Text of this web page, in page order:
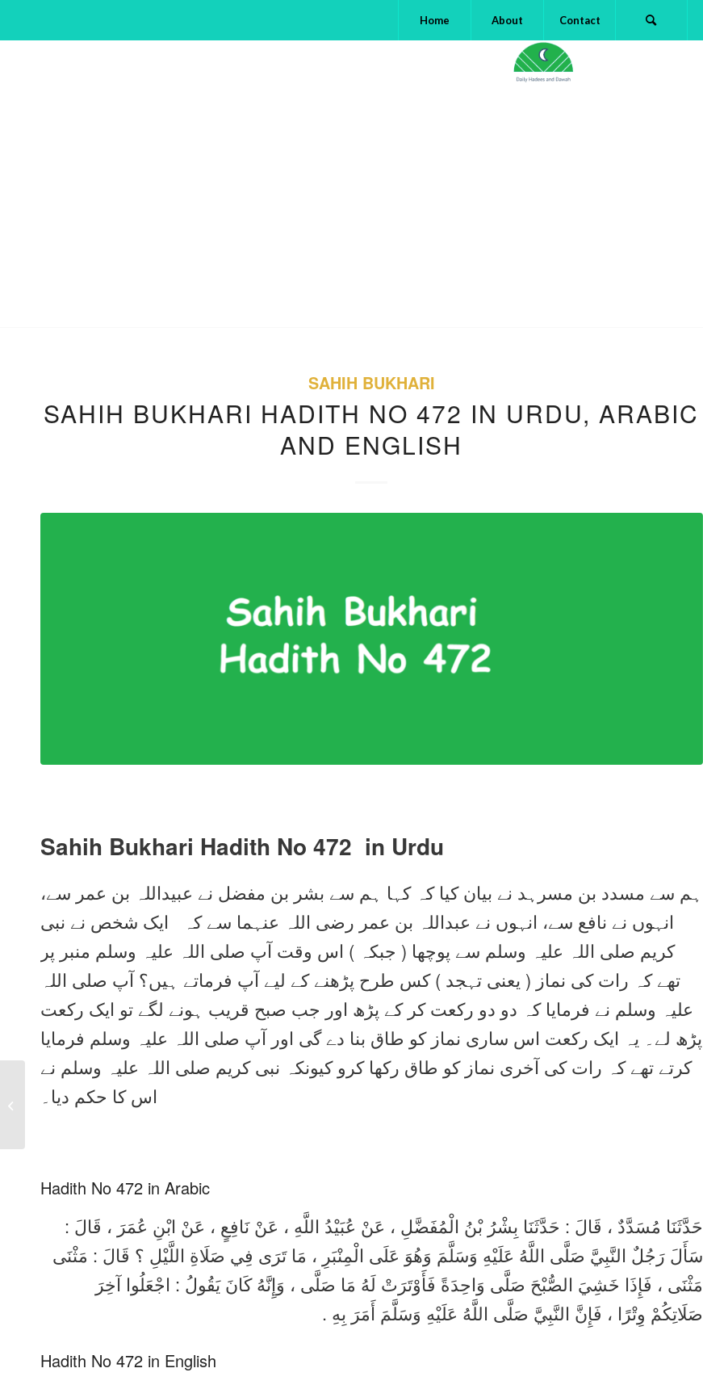
Home About Contact
SAHIH BUKHARI
SAHIH BUKHARI HADITH NO 472 IN URDU, ARABIC
AND ENGLISH
Sahih Bukhari Hadith No 472 in Urdu
ہم سے مسدد بن مسرہد نے بیان کیا کہ کہا ہم سے بشر بن مفضل نے عبیداللہ بن عمر سے،
انہوں نے نافع سے، انہوں نے عبداللہ بن عمر رضی اللہ عنہما سے کہ ایک شخص نے نبی
کریم صلی اللہ علیہ وسلم سے پوچھا ( جبکہ ) اس وقت آپ صلی اللہ علیہ وسلم منبر پر
تھے کہ رات کی نماز ( یعنی تہجد ) کس طرح پڑھنے کے لیے آپ فرماتے ہیں؟ آپ صلی اللہ
علیہ وسلم نے فرمایا کہ دو دو رکعت کر کے پڑھ اور جب صبح قریب ہونے لگے تو ایک رکعت
پڑھ لے۔ یہ ایک رکعت اس ساری نماز کو طاق بنا دے گی اور آپ صلی اللہ علیہ وسلم فرمایا
کرتے تھے کہ رات کی آخری نماز کو طاق رکھا کرو کیونکہ نبی کریم صلی اللہ علیہ وسلم نے
اس کا حکم دیا۔
Hadith No 472 in Arabic
حَدَّثَنَا مُسَدَّدٌ ، قَالَ : حَدَّثَنَا بِشْرُ بْنُ الْمُفَضَّلِ ، عَنْ عُبَيْدُ اللَّهِ ، عَنْ نَافِعٍ ، عَنْ ابْنِ عُمَرَ ، قَالَ :
سَأَلَ رَجُلٌ النَّبِيَّ صَلَّى اللَّهُ عَلَيْهِ وَسَلَّمَ وَهُوَ عَلَى الْمِنْبَرِ ، مَا تَرَى فِي صَلَاةِ اللَّيْلِ ؟ قَالَ : مَثْنَى
مَثْنَى ، فَإِذَا خَشِيَ الصُّبْحَ صَلَّى وَاحِدَةً فَأَوْتَرَتْ لَهُ مَا صَلَّى ، وَإِنَّهُ كَانَ يَقُولُ : اجْعَلُوا آخِرَ
صَلَاتِكُمْ وِتْرًا ، فَإِنَّ النَّبِيَّ صَلَّى اللَّهُ عَلَيْهِ وَسَلَّمَ أَمَرَ بِهِ .
Hadith No 472 in English
Sahih Bukhari Hadith
No 471 in Urdu, Arabic